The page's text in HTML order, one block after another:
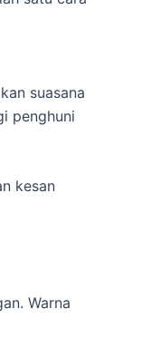
suasana
penghuni
kesan
Warna